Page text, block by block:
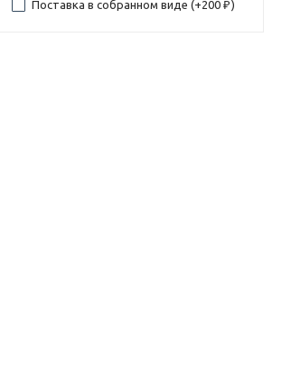
Поставка в собранном виде (+200 ₽ )